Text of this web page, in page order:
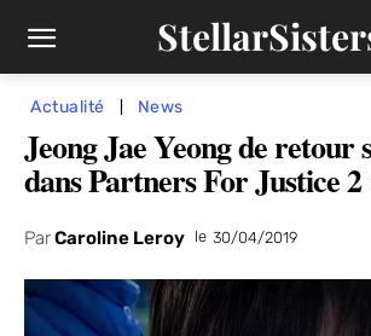
Actualité News
Jeong Jae Yeong de
dans Partners For Justice
ParCaroline Leroy le 30/04/2019